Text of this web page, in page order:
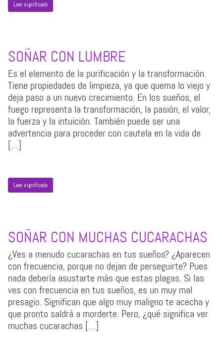
Leer significado
SOÑAR CON LUMBRE
Es el elemento de la purificación y la transformación.
Tiene propiedades de limpieza, ya que quema lo viejo y
deja paso a un nuevo crecimiento. En los sueños, el
fuego representa la transformación, la pasión, el valor,
la fuerza y la intuición. También puede ser una
advertencia para proceder con cautela en la vida de
[…]
Leer significado
SOÑAR CON MUCHAS CUCARACHAS
¿Ves a menudo cucarachas en tus sueños? ¿Aparecen
con frecuencia, porque no dejan de perseguirte? Pues
nada debería asustarte más que estas plagas. Si las
ves con frecuencia en tus sueños, es un muy mal
presagio. Significan que algo muy maligno te acecha y
que pronto saldrá a morderte. Pero, ¿qué significa ver
muchas cucarachas […]